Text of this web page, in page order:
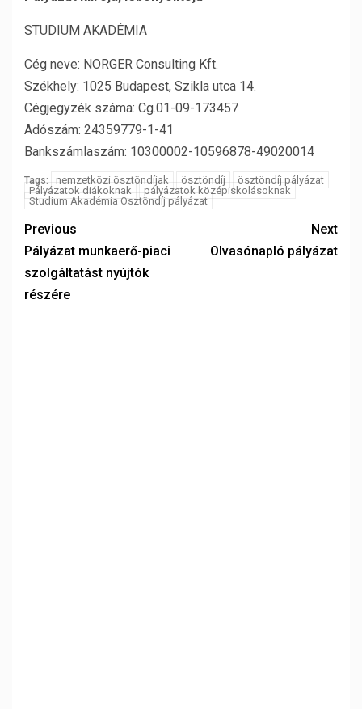
STUDIUM AKADÉMIA
Cég neve: NORGER Consulting Kft.
Székhely: 1025 Budapest, Szikla utca 14.
Cégjegyzék száma: Cg.01-09-173457
Adószám: 24359779-1-41
Bankszámlaszám: 10300002-10596878-49020014
Tags: nemzetközi ösztöndíjak ösztöndíj
ösztöndíj pályázat
Pályázatok diákoknak
pályázatok középiskolásoknak
Studium Akadémia Ösztöndíj pályázat
Previous
Pályázat munkaerő-piaci
szolgáltatást nyújtók
részére
Next
Olvasónapló pályázat